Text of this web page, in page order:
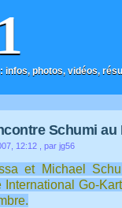
infos, photos, vidéos,
Schumi au
12:12 , par jg56
et Michael
International Go-